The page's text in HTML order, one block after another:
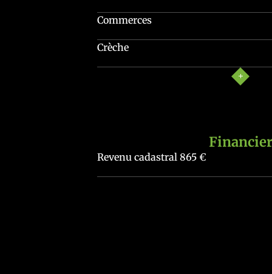
Commerces
Crèche
Financier
Revenu cadastral 865 €